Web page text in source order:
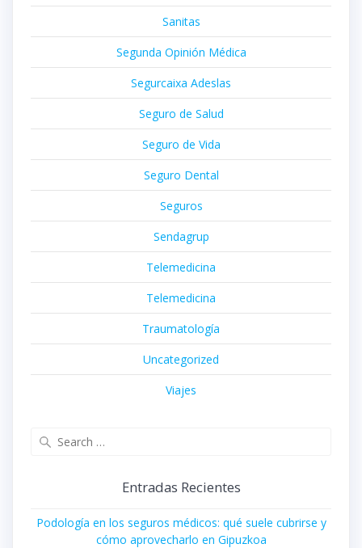
Sanitas
Segunda Opinión Médica
Segurcaixa Adeslas
Seguro de Salud
Seguro de Vida
Seguro Dental
Seguros
Sendagrup
Telemedicina
Telemedicina
Traumatología
Uncategorized
Viajes
Entradas Recientes
Podología en los seguros médicos: qué suele cubrirse y
cómo aprovecharlo en Gipuzkoa